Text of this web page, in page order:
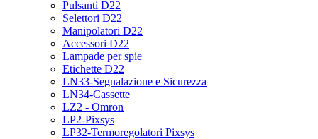
Pulsanti D22
Selettori D22
Manipolatori D22
Accessori D22
Lampade per spie
Etichette D22
LN33-Segnalazione e Sicurezza
LN34-Cassette
LZ2 - Omron
LP2-Pixsys
LP32-Termoregolatori Pixsys